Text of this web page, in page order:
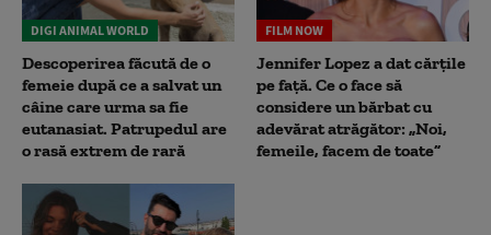
DIGI ANIMAL WORLD
Descoperirea făcută de o
femeie după ce a salvat un
câine care urma sa fie
eutanasiat. Patrupedul are
o rasă extrem de rară
FILM NOW
Jennifer Lopez a dat cărțile
pe față. Ce o face să
considere un bărbat cu
adevărat atrăgător: „Noi,
femeile, facem de toate”